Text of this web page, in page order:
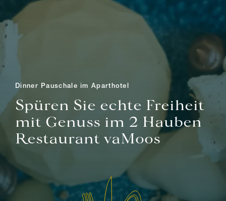
Dinner Pauschale im Aparthotel
Spüren Sie echte Freiheit
mit Genuss im 2 Hauben
Restaurant vaMoos